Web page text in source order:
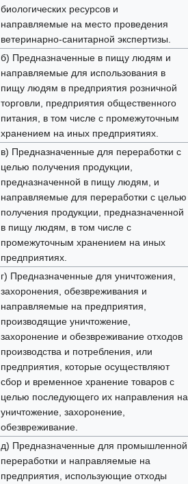
биологических ресурсов и
направляемые на место проведения
ветеринарно-санитарной экспертизы.
б) Предназначенные в пищу людям и
направляемые для использования в
пищу людям в предприятия розничной
торговли, предприятия общественного
питания, в том числе с промежуточным
хранением на иных предприятиях.
в) Предназначенные для переработки с
целью получения продукции,
предназначенной в пищу людям, и
направляемые для переработки с целью
получения продукции, предназначенной
в пищу людям, в том числе с
промежуточным хранением на иных
предприятиях.
г) Предназначенные для уничтожения,
захоронения, обезвреживания и
направляемые на предприятия,
производящие уничтожение,
захоронение и обезвреживание отходов
производства и потребления, или
предприятия, которые осуществляют
сбор и временное хранение товаров с
целью последующего их направления на
уничтожение, захоронение,
обезвреживание.
д) Предназначенные для промышленной
переработки и направляемые на
предприятия, использующие отходы